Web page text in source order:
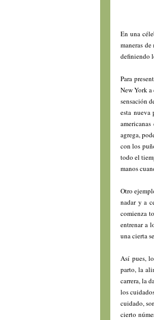
En una
maneras
definiendo
Para
New York a
sensación
esta nueva
agrega,
con los
todo el
manos
Otro
nadar y a
comienza
entrenar a
una cierta
Así pues,
parto, la
carrera, la
los
cuidado,
cierto